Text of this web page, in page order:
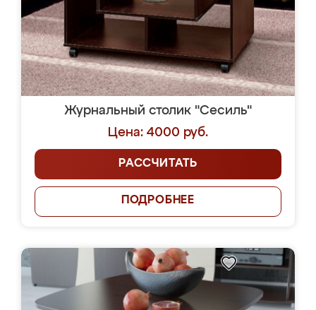
Журнальный столик "Сесиль"
Цена: 4000 руб.
РАССЧИТАТЬ
ПОДРОБНЕЕ